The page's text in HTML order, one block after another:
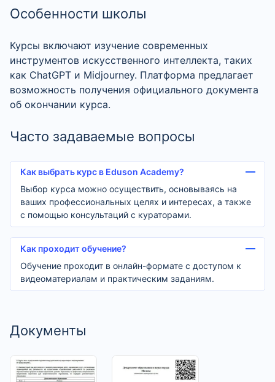
Особенности школы
Курсы включают изучение современных
инструментов искусственного интеллекта, таких
как ChatGPT и Midjourney. Платформа предлагает
возможность получения официального документа
об окончании курса.
Часто задаваемые вопросы
Как выбрать курс в Eduson Academy?
Выбор курса можно осуществить, основываясь на
ваших профессиональных целях и интересах, а также
с помощью консультаций с кураторами.
Как проходит обучение?
Обучение проходит в онлайн-формате с доступом к
видеоматериалам и практическим заданиям.
Документы